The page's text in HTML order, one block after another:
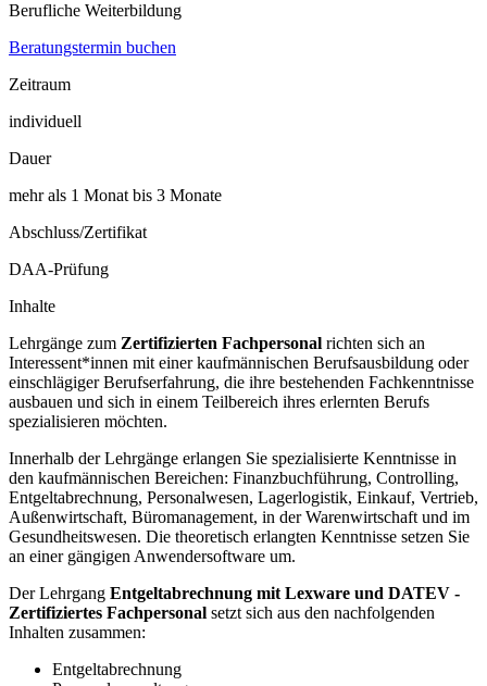
Berufliche Weiterbildung
Beratungstermin buchen
Zeitraum
individuell
Dauer
mehr als 1 Monat bis 3 Monate
Abschluss/Zertifikat
DAA-Prüfung
Inhalte
Lehrgänge zum Zertifizierten Fachpersonal richten sich an
Interessent*innen mit einer kaufmännischen Berufsausbildung oder
einschlägiger Berufserfahrung, die ihre bestehenden Fachkenntnisse
ausbauen und sich in einem Teilbereich ihres erlernten Berufs
spezialisieren möchten.
Innerhalb der Lehrgänge erlangen Sie spezialisierte Kenntnisse in
den kaufmännischen Bereichen: Finanzbuchführung, Controlling,
Entgeltabrechnung, Personalwesen, Lagerlogistik, Einkauf, Vertrieb,
Außenwirtschaft, Büromanagement, in der Warenwirtschaft und im
Gesundheitswesen. Die theoretisch erlangten Kenntnisse setzen Sie
an einer gängigen Anwendersoftware um.
Der Lehrgang Entgeltabrechnung mit Lexware und DATEV -
Zertifiziertes Fachpersonal setzt sich aus den nachfolgenden
Inhalten zusammen:
Entgeltabrechnung